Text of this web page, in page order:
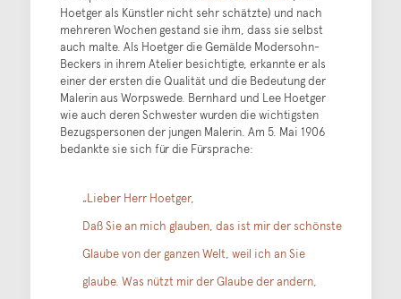
Hoetger als Künstler nicht sehr schätzte) und nach
mehreren Wochen gestand sie ihm, dass sie selbst
auch malte. Als Hoetger die Gemälde Modersohn-
Beckers in ihrem Atelier besichtigte, erkannte er als
einer der ersten die Qualität und die Bedeutung der
Malerin aus Worpswede. Bernhard und Lee Hoetger
wie auch deren Schwester wurden die wichtigsten
Bezugspersonen der jungen Malerin. Am 5. Mai 1906
bedankte sie sich für die Fürsprache:
„Lieber Herr Hoetger,
Daß Sie an mich glauben, das ist mir der schönste
Glaube von der ganzen Welt, weil ich an Sie
glaube. Was nützt mir der Glaube der andern,